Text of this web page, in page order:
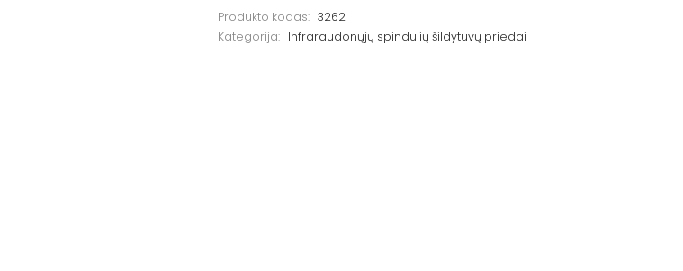
Produkto kodas: 3262
Kategorija: Infraraudonųjų spindulių šildytuvų priedai